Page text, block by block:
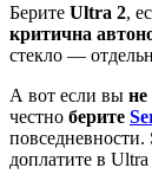
Берите Ultra 2,
критична
стекло —
А вот если вы не
честно берите
доплатите в